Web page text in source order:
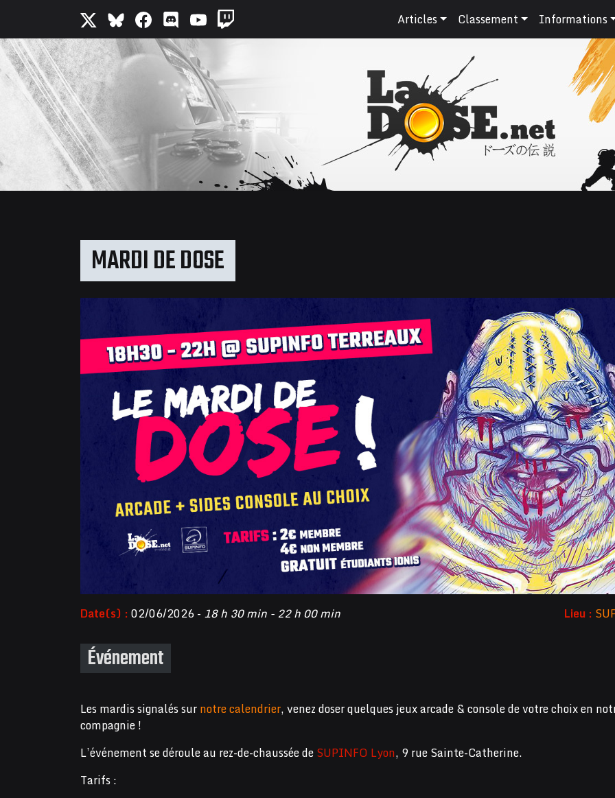
Articles Classement Informations
MARDI DE DOSE
Date(s) :02/06/2026 - 18 h 30 min - 22 h 00 min Lieu :
Événement
Les mardis signalés surnotre calendrier, venez doser quelques jeux arcade & console de votre choix en
compagnie !
L’événement se déroule au rez-de-chaussée deSUPINFO Lyon, 9 rue Sainte-Catherine.
Tarifs :